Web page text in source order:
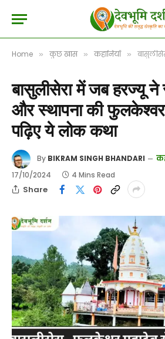
Home » कुछ खास » कहानियाँ » बासुलीसेरा में जब
बासुलीसेरा में जब हरज्यू ने
और स्थापना की
पढ़िए ये लोक कथा
By BIKRAM SINGH BHANDARI
17/10/2024 4 Mins Read
Share